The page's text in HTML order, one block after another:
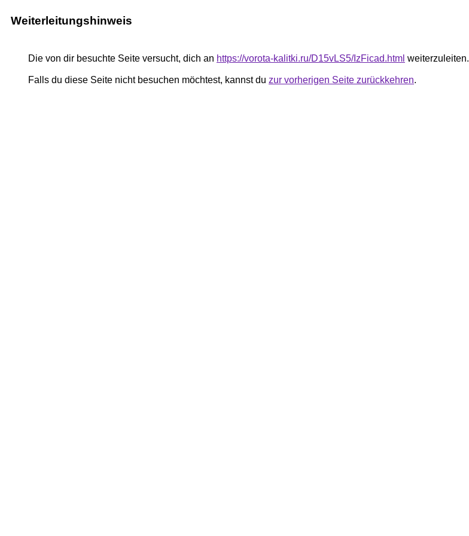
Weiterleitungshinweis
Die von dir besuchte Seite versucht, dich an https://vorota-kalitki.ru/D15vLS5/IzFicad.html weiterzuleiten.
Falls du diese Seite nicht besuchen möchtest, kannst du zur vorherigen Seite zurückkehren.